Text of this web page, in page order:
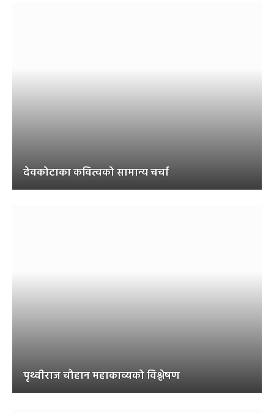
देवकोटाका कवित्वको सामान्य चर्चा
पृथ्वीराज चौहान महाकाव्यको विश्लेषण